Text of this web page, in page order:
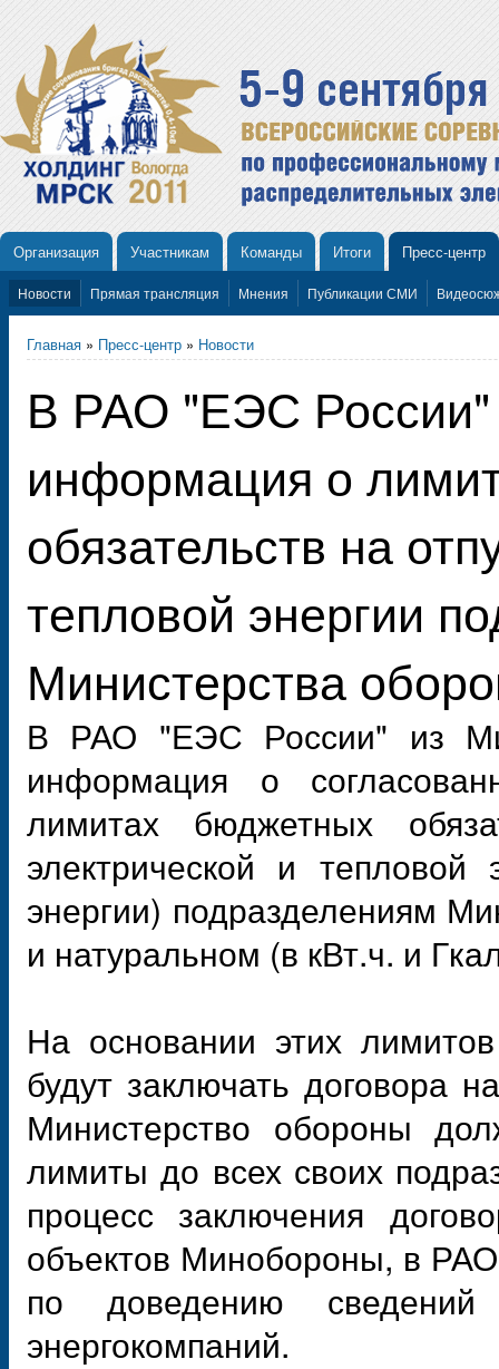
Организация Участникам Команды Итоги Пресс-центр
Новости Прямая трансляция Мнения Публикации СМИ
Главная » Пресс-центр » Новости
В РАО "ЕЭС России"
информация о
обязательств на
тепловой энергии
Министерства
В РАО "ЕЭС России" из
информация о
лимитах бюджетных
электрической и
энергии) подразделениям
и натуральном (в кВт.ч. и
На основании этих
будут заключать договора
Министерство обороны
лимиты до всех своих
процесс заключения
объектов Минобороны, в
по доведению
энергокомпаний.